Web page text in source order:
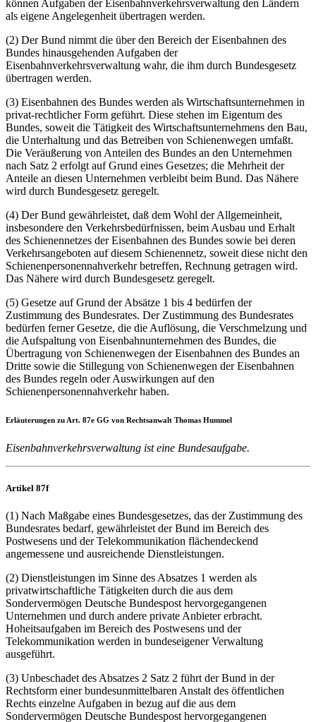
können Aufgaben der Eisenbahnverkehrsverwaltung den Ländern
als eigene Angelegenheit übertragen werden.
(2) Der Bund nimmt die über den Bereich der Eisenbahnen des
Bundes hinausgehenden Aufgaben der
Eisenbahnverkehrsverwaltung wahr, die ihm durch Bundesgesetz
übertragen werden.
(3) Eisenbahnen des Bundes werden als Wirtschaftsunternehmen in
privat-rechtlicher Form geführt. Diese stehen im Eigentum des
Bundes, soweit die Tätigkeit des Wirtschaftsunternehmens den Bau,
die Unterhaltung und das Betreiben von Schienenwegen umfaßt.
Die Veräußerung von Anteilen des Bundes an den Unternehmen
nach Satz 2 erfolgt auf Grund eines Gesetzes; die Mehrheit der
Anteile an diesen Unternehmen verbleibt beim Bund. Das Nähere
wird durch Bundesgesetz geregelt.
(4) Der Bund gewährleistet, daß dem Wohl der Allgemeinheit,
insbesondere den Verkehrsbedürfnissen, beim Ausbau und Erhalt
des Schienennetzes der Eisenbahnen des Bundes sowie bei deren
Verkehrsangeboten auf diesem Schienennetz, soweit diese nicht den
Schienenpersonennahverkehr betreffen, Rechnung getragen wird.
Das Nähere wird durch Bundesgesetz geregelt.
(5) Gesetze auf Grund der Absätze 1 bis 4 bedürfen der
Zustimmung des Bundesrates. Der Zustimmung des Bundesrates
bedürfen ferner Gesetze, die die Auflösung, die Verschmelzung und
die Aufspaltung von Eisenbahnunternehmen des Bundes, die
Übertragung von Schienenwegen der Eisenbahnen des Bundes an
Dritte sowie die Stillegung von Schienenwegen der Eisenbahnen
des Bundes regeln oder Auswirkungen auf den
Schienenpersonennahverkehr haben.
Erläuterungen zu Art. 87e GG von Rechtsanwalt Thomas Hummel
Eisenbahnverkehrsverwaltung ist eine Bundesaufgabe.
Artikel 87f
(1) Nach Maßgabe eines Bundesgesetzes, das der Zustimmung des
Bundesrates bedarf, gewährleistet der Bund im Bereich des
Postwesens und der Telekommunikation flächendeckend
angemessene und ausreichende Dienstleistungen.
(2) Dienstleistungen im Sinne des Absatzes 1 werden als
privatwirtschaftliche Tätigkeiten durch die aus dem
Sondervermögen Deutsche Bundespost hervorgegangenen
Unternehmen und durch andere private Anbieter erbracht.
Hoheitsaufgaben im Bereich des Postwesens und der
Telekommunikation werden in bundeseigener Verwaltung
ausgeführt.
(3) Unbeschadet des Absatzes 2 Satz 2 führt der Bund in der
Rechtsform einer bundesunmittelbaren Anstalt des öffentlichen
Rechts einzelne Aufgaben in bezug auf die aus dem
Sondervermögen Deutsche Bundespost hervorgegangenen